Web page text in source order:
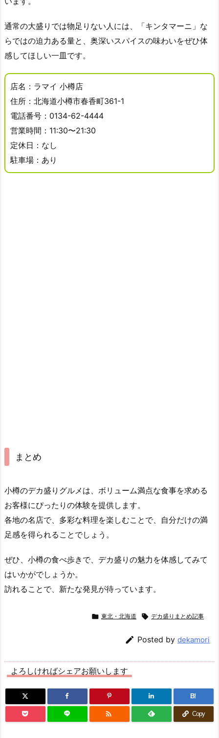
通常の大盛りでは物足りない人には、「キンタマーニ」な
らではの迫力ある量と、奥深いスパイスの味わいをぜひ体
感してほしい一皿です。
店名：ラマイ 小樽店
住所：北海道小樽市春香町361-1
電話番号：0134-62-4444
営業時間：11:30〜21:30
定休日：なし
駐車場：あり
まとめ
小樽のデカ盛りグルメは、ボリューム満点な食事を求める
お客様にぴったりの体験を提供します。
各地の名店で、多彩な料理を楽しむことで、自分だけの満
足感を得られることでしょう。
ぜひ、小樽の食べ歩きで、デカ盛りの魅力を体感してみて
はいかがでしょうか。
訪れることで、新たな発見が待っています。
 東北・北海道  デカ盛りまとめ記事
 Posted by dekamori
よろしければシェアお願いします
B!
 Copy